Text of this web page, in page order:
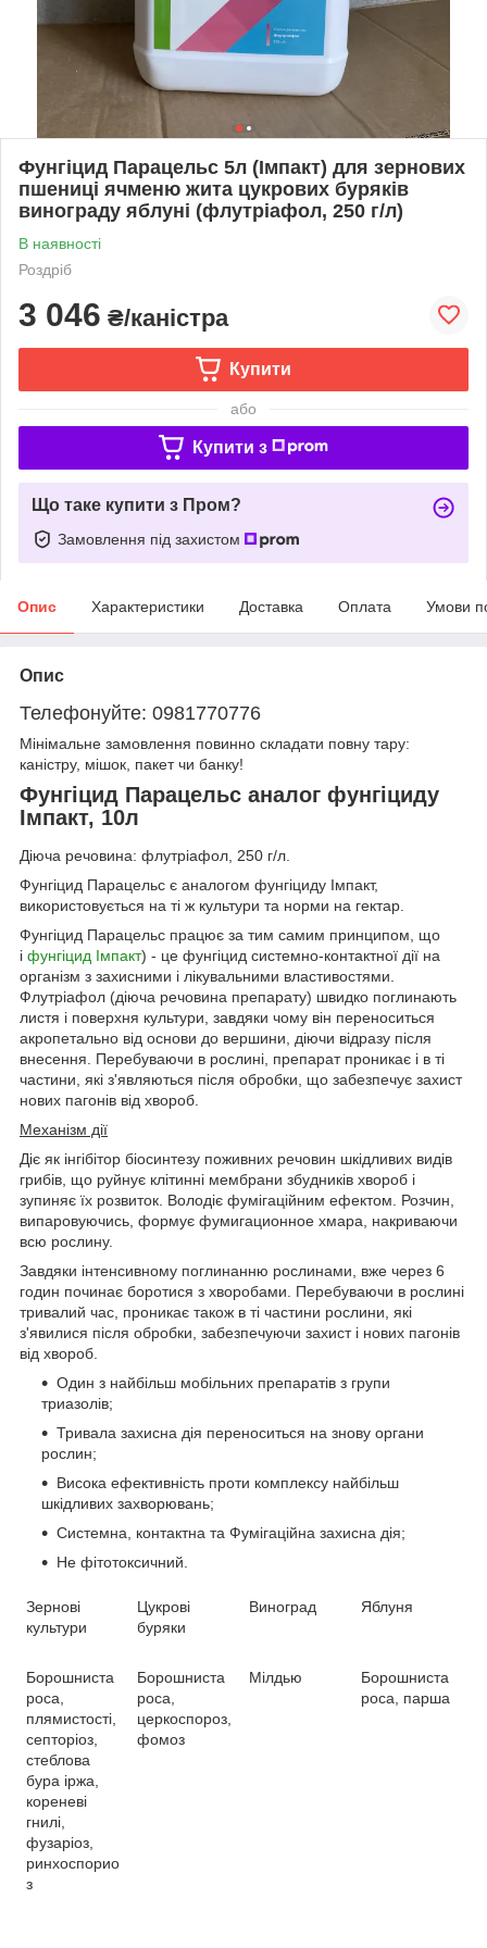
Фунгіцид Парацельс 5л (Імпакт) для зернових
пшениці ячменю жита цукрових буряків
винограду яблуні (флутріафол, 250 г/л)
В наявності
Роздріб
3 046 ₴/каністра
Купити
або
Купити з
Що таке купити з Пром?
Замовлення під захистом
Опис Характеристики Доставка Оплата Умови
Опис
Телефонуйте: 0981770776
Мінімальне замовлення повинно складати повну тару:
каністру, мішок, пакет чи банку!
Фунгіцид Парацельс аналог фунгіциду
Імпакт, 10л
Діюча речовина: флутріафол, 250 г/л.
Фунгіцид Парацельс є аналогом фунгіциду Імпакт,
використовується на ті ж культури та норми на гектар.
Фунгіцид Парацельс працює за тим самим принципом, що
і фунгіцид Імпакт) - це фунгіцид системно-контактної дії на
організм з захисними і лікувальними властивостями.
Флутріафол (діюча речовина препарату) швидко поглинають
листя і поверхня культури, завдяки чому він переноситься
акропетально від основи до вершини, діючи відразу після
внесення. Перебуваючи в рослині, препарат проникає і в ті
частини, які з'являються після обробки, що забезпечує захист
нових пагонів від хвороб.
Механізм дії
Діє як інгібітор біосинтезу поживних речовин шкідливих видів
грибів, що руйнує клітинні мембрани збудників хвороб і
зупиняє їх розвиток. Володіє фумігаційним ефектом. Розчин,
випаровуючись, формує фумигационное хмара, накриваючи
всю рослину.
Завдяки інтенсивному поглинанню рослинами, вже через 6
годин починає боротися з хворобами. Перебуваючи в рослині
тривалий час, проникає також в ті частини рослини, які
з'явилися після обробки, забезпечуючи захист і нових пагонів
від хвороб.
Один з найбільш мобільних препаратів з групи
триазолів;
Тривала захисна дія переноситься на знову органи
рослин;
Висока ефективність проти комплексу найбільш
шкідливих захворювань;
Системна, контактна та Фумігаційна захисна дія;
Не фітотоксичний.
Зернові
культури
Цукрові
буряки
Виноград Яблуня
Борошниста
роса,
плямистості,
септоріоз,
стеблова
бура іржа,
кореневі
гнилі,
фузаріоз,
ринхоспорио
з
Борошниста
роса,
церкоспороз,
фомоз
Мілдью
Борошниста
роса, парша